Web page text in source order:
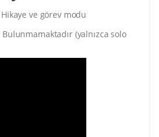
Hikaye ve görev modu
Bulunmamaktadır (yalnızca solo